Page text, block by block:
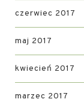
czerwiec 2017
maj 2017
kwiecień 2017
marzec 2017